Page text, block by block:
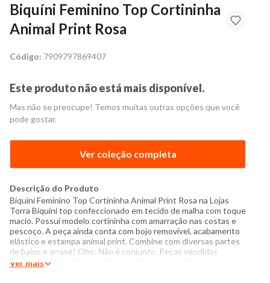
Biquíni Feminino Top Cortininha
Animal Print Rosa
Código: 7909797869407
Este produto não está mais disponível.
Mas não se preocupe! Temos muitas outras opções que você
pode gostar.
Ver coleção completa
Descrição do Produto
Biquíni Feminino Top Cortininha Animal Print Rosa na Lojas
Torra Biquíni top confeccionado em tecido de malha com toque
macio. Possui modelo cortininha com amarração nas costas e
pescoço. A peça ainda conta com bojo removível, acabamento
elástico e estampa animal print. Combine com diversas partes
de baixo e arrase! Obs: Não é conjunto. Peças vendidas
separadamente. Produto: Biquíni Modelagem: Cortininha
Ver mais